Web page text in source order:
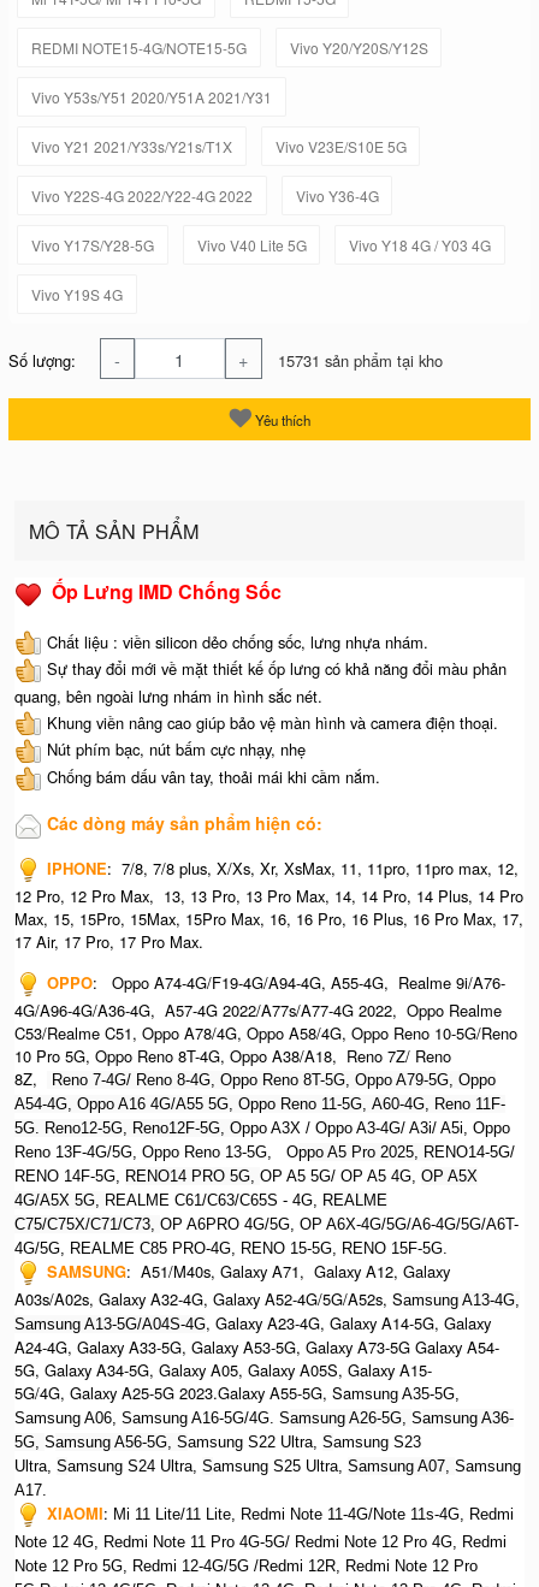
REDMI NOTE15-4G/NOTE15-5G Vivo Y20/Y20S/Y12S
Vivo Y53s/Y51 2020/Y51A 2021/Y31
Vivo Y21 2021/Y33s/Y21s/T1X Vivo V23E/S10E 5G
Vivo Y22S-4G 2022/Y22-4G 2022 Vivo Y36-4G
Vivo Y17S/Y28-5G Vivo V40 Lite 5G Vivo Y18 4G / Y03 4G
Vivo Y19S 4G
Số lượng: - + 15731 sản phẩm tại kho
Yêu thích
MÔ TẢ SẢN PHẨM
Ốp Lưng IMD Chống Sốc
Chất liệu : viền silicon dẻo chống sốc, lưng nhựa nhám.
Sự thay đổi mới về mặt thiết kế ốp lưng có khả năng đổi màu phản
quang, bên ngoài lưng nhám in hình sắc nét.
Khung viền nâng cao giúp bảo vệ màn hình và camera điện thoại.
Nút phím bạc, nút bấm cực nhạy, nhẹ
Chống bám dấu vân tay, thoải mái khi cầm nắm.
Các dòng máy sản phẩm hiện có:
IPHONE: 7/8, 7/8 plus, X/Xs, Xr, XsMax, 11, 11pro, 11pro max, 12,
12 Pro, 12 Pro Max, 13, 13 Pro, 13 Pro Max, 14, 14 Pro, 14 Plus, 14 Pro
Max, 15, 15Pro, 15Max, 15Pro Max, 16, 16 Pro, 16 Plus, 16 Pro Max, 17,
17 Air, 17 Pro, 17 Pro Max.
OPPO:
Oppo A74-4G/F19-4G/A94-4G, A55-4G, Realme 9i/A76-
4G/A96-4G/A36-4G, A57-4G 2022/A77s/A77-4G 2022, Oppo Realme
C53/Realme C51, Oppo A78/4G, Oppo A58/4G, Oppo Reno 10-5G/Reno
10 Pro 5G, Oppo Reno 8T-4G, Oppo A38/A18, Reno 7Z/ Reno
8Z,
Reno 7-4G/ Reno 8-4G, Oppo Reno 8T-5G, Oppo A79-5G, Oppo
A54-4G, Oppo A16 4G/A55 5G, Oppo Reno 11-5G, A60-4G, Reno 11F-
5G. Reno12-5G, Reno12F-5G, Oppo A3X / Oppo A3-4G/ A3i/ A5i, Oppo
Reno 13F-4G/5G, Oppo Reno 13-5G, Oppo A5 Pro 2025, RENO14-5G/
RENO 14F-5G, RENO14 PRO 5G, OP A5 5G/ OP A5 4G, OP A5X
4G/A5X 5G, REALME C61/C63/C65S - 4G, REALME
C75/C75X/C71/C73, OP A6PRO 4G/5G, OP A6X-4G/5G/A6-4G/5G/A6T-
4G/5G, REALME C85 PRO-4G, RENO 15-5G, RENO 15F-5G.
SAMSUNG: A51/M40s, Galaxy A71, Galaxy A12, Galaxy
A03s/A02s, Galaxy A32-4G, Galaxy A52-4G/5G/A52s, Samsung A13-4G,
Samsung A13-5G/A04S-4G, Galaxy A23-4G, Galaxy A14-5G, Galaxy
A24-4G, Galaxy A33-5G, Galaxy A53-5G, Galaxy A73-5G Galaxy A54-
5G, Galaxy A34-5G, Galaxy A05, Galaxy A05S, Galaxy A15-
5G/4G, Galaxy A25-5G 2023.Galaxy A55-5G, Samsung A35-5G,
Samsung A06, Samsung A16-5G/4G. Samsung A26-5G, Samsung A36-
5G, Samsung A56-5G, Samsung S22 Ultra, Samsung S23
Ultra, Samsung S24 Ultra, Samsung S25 Ultra, Samsung A07, Samsung
A17.
XIAOMI: Mi 11 Lite/11 Lite, Redmi Note 11-4G/Note 11s-4G, Redmi
Note 12 4G, Redmi Note 11 Pro 4G-5G/ Redmi Note 12 Pro 4G, Redmi
Note 12 Pro 5G, Redmi 12-4G/5G /Redmi 12R, Redmi Note 12 Pro